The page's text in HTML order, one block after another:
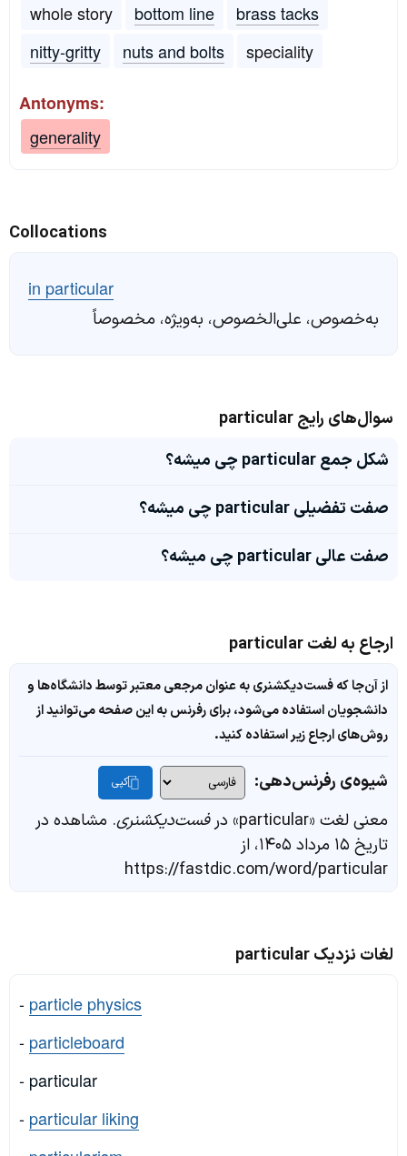
whole story
bottom line
brass tacks
nitty-gritty
nuts and bolts speciality
Antonyms:
generality
Collocations
in particular
به‌خصوص، علی‌الخصوص، به‌ویژه، مخصوصاً
سوال‌های رایج particular
شکل جمع particular چی میشه؟
صفت تفضیلی particular چی میشه؟
صفت عالی particular چی میشه؟
ارجاع به لغت particular
از آن‌جا که فست‌دیکشنری به عنوان مرجعی معتبر توسط دانشگاه‌ها و
دانشجویان استفاده می‌شود، برای رفرنس به این صفحه می‌توانید از
روش‌های ارجاع زیر استفاده کنید.
شیوه‌ی رفرنس‌دهی: کپی
معنی لغت «particular» در فست‌دیکشنری. مشاهده در
تاریخ ۱۵ مرداد ۱۴۰۵، از
https://fastdic.com/word/particular
لغات نزدیک particular
- particle physics
- particleboard
- particular
- particular liking